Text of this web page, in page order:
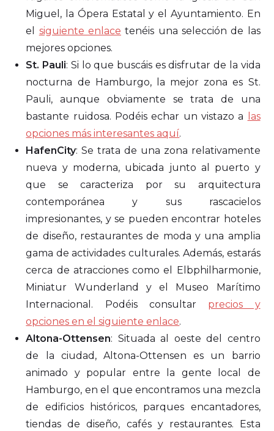
Miguel, la Ópera Estatal y el Ayuntamiento. En
el siguiente enlace tenéis una selección de las
mejores opciones.
St. Pauli: Si lo que buscáis es disfrutar de la vida
nocturna de Hamburgo, la mejor zona es St.
Pauli, aunque obviamente se trata de una
bastante ruidosa. Podéis echar un vistazo a
las
opciones más interesantes aquí.
HafenCity: Se trata de una zona relativamente
nueva y moderna, ubicada junto al puerto y
que se caracteriza por su arquitectura
contemporánea y sus rascacielos
impresionantes, y se pueden encontrar hoteles
de diseño, restaurantes de moda y una amplia
gama de actividades culturales. Además, estarás
cerca de atracciones como el Elbphilharmonie,
Miniatur Wunderland y el Museo Marítimo
Internacional. Podéis consultar precios y
opciones en el siguiente enlace.
Altona-Ottensen: Situada al oeste del centro
de la ciudad, Altona-Ottensen es un barrio
animado y popular entre la gente local de
Hamburgo, en el que encontramos una mezcla
de edificios históricos, parques encantadores,
tiendas de diseño, cafés y restaurantes. Esta